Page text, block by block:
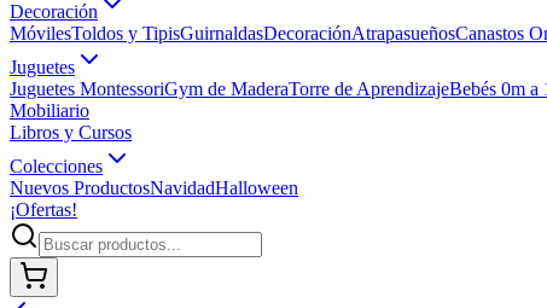
Decoración
MóvilesToldos y TipisGuirnaldasDecoraciónAtrapasueñosCanastos
Juguetes
Juguetes MontessoriGym de MaderaTorre de AprendizajeBebés 0m a
Mobiliario
Libros y Cursos
Colecciones
Nuevos ProductosNavidadHalloween
¡Ofertas!